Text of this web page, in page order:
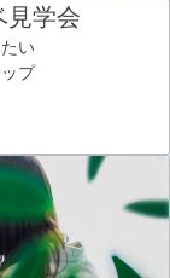
見学会
い
プ